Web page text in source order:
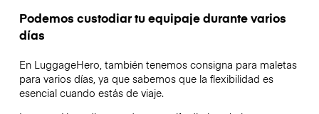
Podemos custodiar tu equipaje durante varios
días
En LuggageHero, también tenemos consigna para maletas
para varios días, ya que sabemos que la flexibilidad es
esencial cuando estás de viaje.